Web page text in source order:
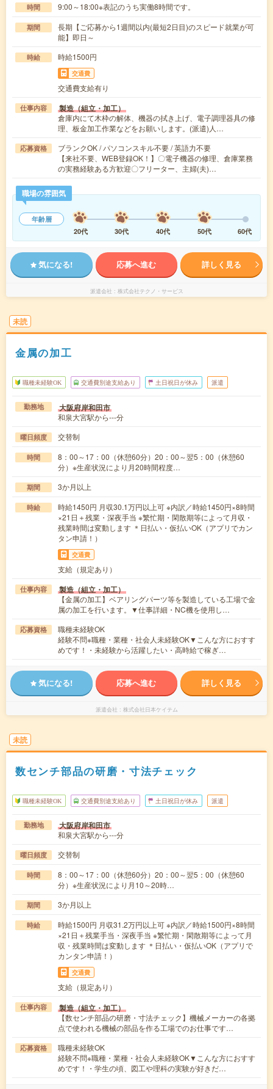
時間 9:00～18:00※表記のうち実働8時間です。
期間
長期【ご応募から1週間以内(最短2日目)のスピード就業が可
能】即日～
時給 時給1500円
交通費
交通費支給有り
仕事内容 製造（組立・加工）
倉庫内にて木枠の解体、機器の拭き上げ、電子調理器具の修
理、板金加工作業などをお願いします。(派遣)人…
応募資格
ブランクOK / パソコンスキル不要 / 英語力不要
【来社不要、WEB登録OK！】〇電子機器の修理、倉庫業務
の実務経験ある方歓迎〇フリーター、主婦(夫)…
職場の雰囲気
年齢層
20代
30代 40代 50代 60代
気になる! 応募へ進む 詳しく見る
派遣会社 株式会社テクノ・サービス
未読
金属の加工
職種未経験OK 交通費別途支給あり 土日祝日が休み 派遣
勤務地 大阪府岸和田市
和泉大宮駅から---分
曜日頻度 交替制
時間
8：00～17：00（休憩60分）20：00～翌5：00（休憩60
分）※生産状況により月20時間程度…
期間 3か月以上
時給
時給1450円 月収30.1万円以上可 ※内訳／時給1450円×8時間
×21日＋残業・深夜手当 ※繁忙期・閑散期等によって月収・
残業時間は変動します ＊日払い・仮払いOK（アプリでカン
タン申請！）
交通費
支給（規定あり）
仕事内容 製造（組立・加工）
【金属の加工】ベアリングパーツ等を製造している工場で金
属の加工を行います。▼仕事詳細・NC機を使用し…
応募資格
職種未経験OK
経験不問※職種・業種・社会人未経験OK▼こんな方におすす
めです！・未経験から活躍したい・高時給で稼ぎ…
気になる! 応募へ進む 詳しく見る
派遣会社 株式会社日本ケイテム
未読
数センチ部品の研磨・寸法チェック
職種未経験OK 交通費別途支給あり 土日祝日が休み 派遣
勤務地 大阪府岸和田市
和泉大宮駅から---分
曜日頻度 交替制
時間
8：00～17：00（休憩60分）20：00～翌5：00（休憩60
分）※生産状況により月10～20時…
期間 3か月以上
時給
時給1500円 月収31.2万円以上可 ※内訳／時給1500円×8時間
×21日＋残業手当・深夜手当 ※繁忙期・閑散期等によって月
収・残業時間は変動します ＊日払い・仮払いOK（アプリで
カンタン申請！）
交通費
支給（規定あり）
仕事内容 製造（組立・加工）
【数センチ部品の研磨・寸法チェック】機械メーカーの各拠
点で使われる機械の部品を作る工場でのお仕事です…
応募資格
職種未経験OK
経験不問※職種・業種・社会人未経験OK▼こんな方におすす
めです！・学生の頃、図工や理科の実験が好きだ…